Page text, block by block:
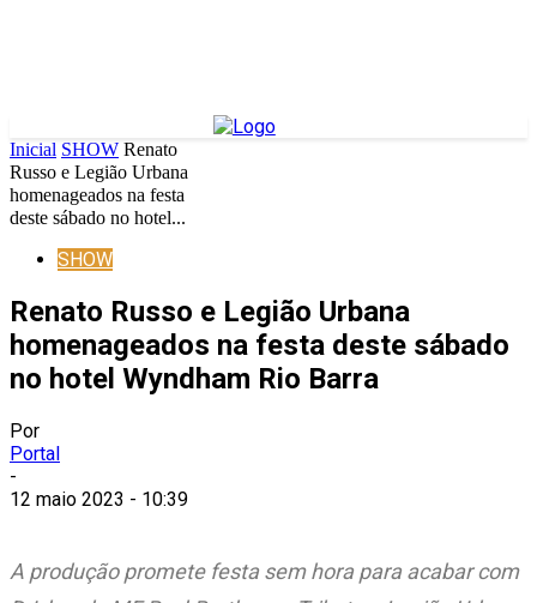
Inicial SHOW Renato
Russo e Legião Urbana
homenageados na festa
deste sábado no hotel...
SHOW
Renato Russo e Legião Urbana
homenageados na festa deste sábado
no hotel Wyndham Rio Barra
Por
Portal
-
12 maio 2023 - 10:39
A produção promete festa sem hora para acabar com